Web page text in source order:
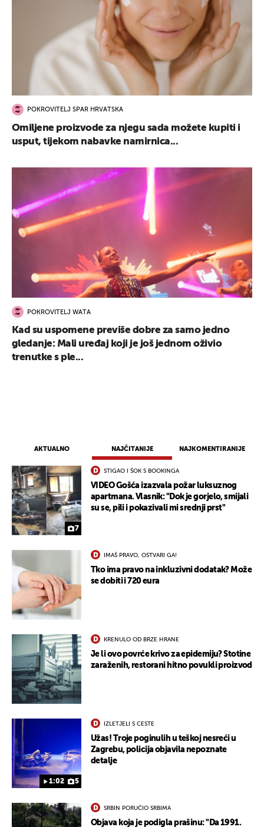
AKTUALNO NAJČITANIJE NAJKOMENTIRANIJE
7
STIGAO I ŠOK S BOOKINGA
VIDEO Gošća izazvala požar luksuznog
apartmana. Vlasnik: "Dok je gorjelo, smijali
su se, pili i pokazivali mi srednji prst"
IMAŠ PRAVO, OSTVARI GA!
Tko ima pravo na inkluzivni dodatak? Može
se dobiti i 720 eura
KRENULO OD BRZE HRANE
Je li ovo povrće krivo za epidemiju? Stotine
zaraženih, restorani hitno povukli proizvod
1:02 5
IZLETJELI S CESTE
Užas! Troje poginulih u teškoj nesreći u
Zagrebu, policija objavila nepoznate
detalje
SRBIN PORUČIO SRBIMA
Objava koja je podigla prašinu: "Da 1991.
POKROVITELJ SPAR HRVATSKA
Omiljene proizvode za njegu sada možete kupiti i
usput, tijekom nabavke namirnica...
POKROVITELJ WATA
Kad su uspomene previše dobre za samo jedno
gledanje: Mali uređaj koji je još jednom oživio
trenutke s ple...